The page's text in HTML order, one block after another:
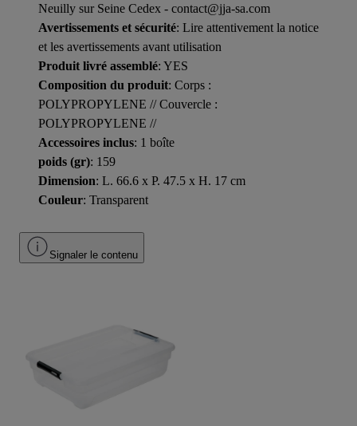
Neuilly sur Seine Cedex - contact@jja-sa.com
Avertissements et sécurité: Lire attentivement la notice
et les avertissements avant utilisation
Produit livré assemblé: YES
Composition du produit: Corps :
POLYPROPYLENE // Couvercle :
POLYPROPYLENE //
Accessoires inclus: 1 boîte
poids (gr): 159
Dimension: L. 66.6 x P. 47.5 x H. 17 cm
Couleur: Transparent
Signaler le contenu